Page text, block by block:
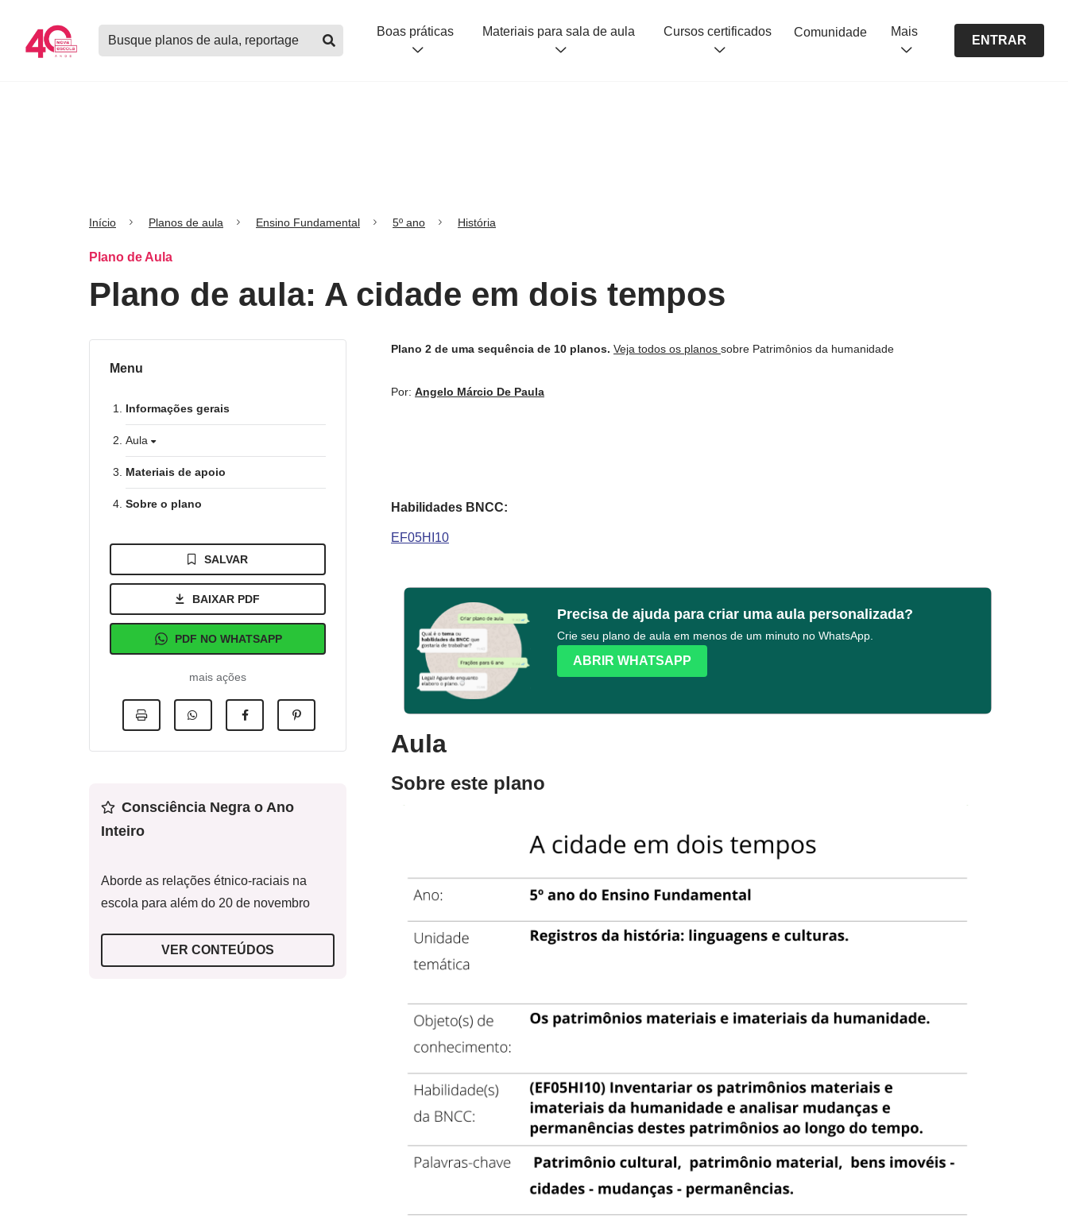
Buscar
planos
Boas práticas Materiais para sala de aula Cursos certificados Comunidade Mais
ENTRAR
Início Planos de aula Ensino Fundamental 5º ano História
Plano de Aula
Plano de aula: A cidade em dois tempos
Menu
Informações gerais
Aula
Materiais de apoio
Sobre o plano
SALVAR
BAIXAR PDF
PDF NO WHATSAPP
mais ações
Consciência Negra o Ano
Inteiro
Aborde as relações étnico-raciais na
escola para além do 20 de novembro
VER CONTEÚDOS
Plano 2 de uma sequência de 10 planos. Veja todos os planos sobre Patrimônios da humanidade
Por: Angelo Márcio De Paula
Habilidades BNCC:
EF05HI10
Precisa de ajuda para criar uma aula personalizada?
Crie seu plano de aula em menos de um minuto no WhatsApp.
ABRIR WHATSAPP
Aula
Sobre este plano